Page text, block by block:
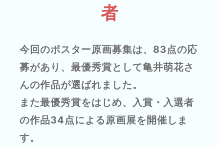
者
今回のポスター原画募集は、83点の応
募があり、最優秀賞として亀井萌花さ
んの作品が選ばれました。
また最優秀賞をはじめ、入賞・入選者
の作品34点による原画展を開催しま
す。